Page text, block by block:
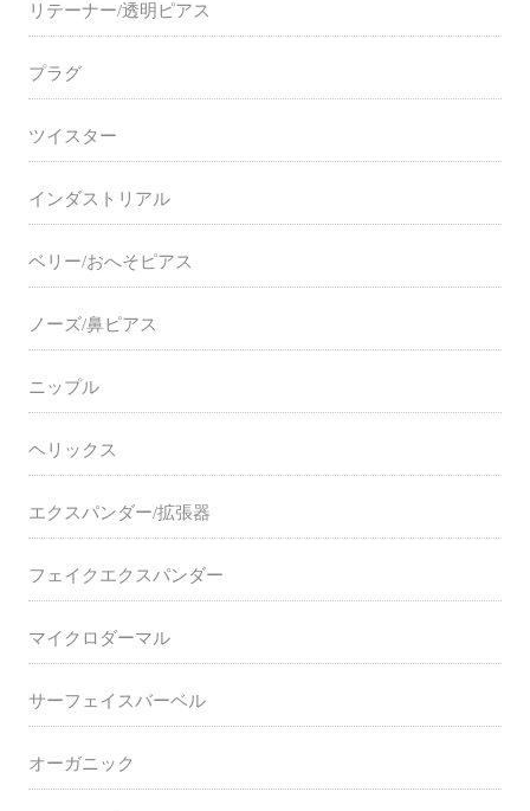
リテーナー/透明ピアス
プラグ
ツイスター
インダストリアル
ベリー/おへそピアス
ノーズ/鼻ピアス
ニップル
ヘリックス
エクスパンダー/拡張器
フェイクエクスパンダー
マイクロダーマル
サーフェイスバーベル
オーガニック